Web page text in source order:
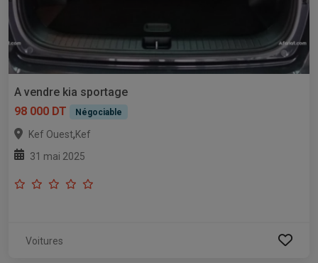
A vendre kia sportage
98 000 DT
Négociable
Kef Ouest,Kef
31 mai 2025
Voitures